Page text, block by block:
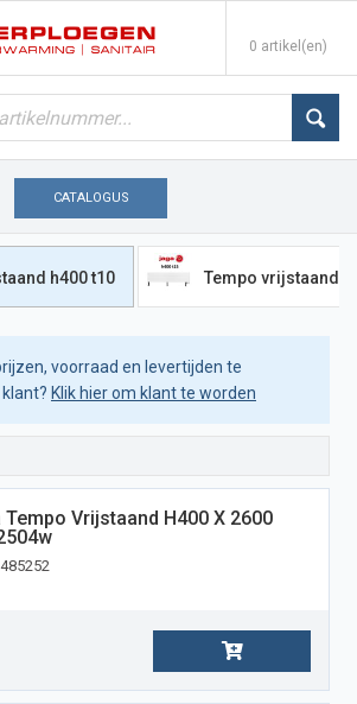
0 artikel(en)
CATALOGUS
h400 t10 Tempo vrijstaand
voorraad en levertijden te
klant? Klik hier om klant te worden
Tempo Vrijstaand H400 X 2600